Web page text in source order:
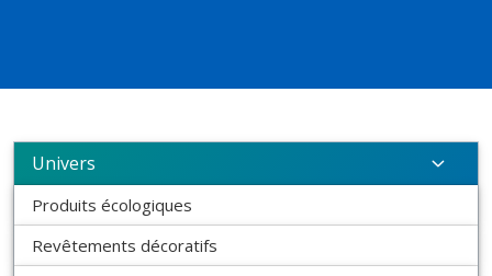
Univers
Produits écologiques
Revêtements décoratifs